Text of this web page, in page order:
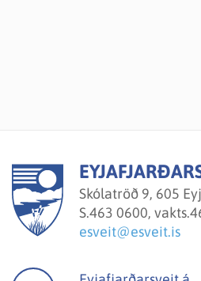
Skólatröð 9, 605
S.463 0600,
esveit@esveit.is